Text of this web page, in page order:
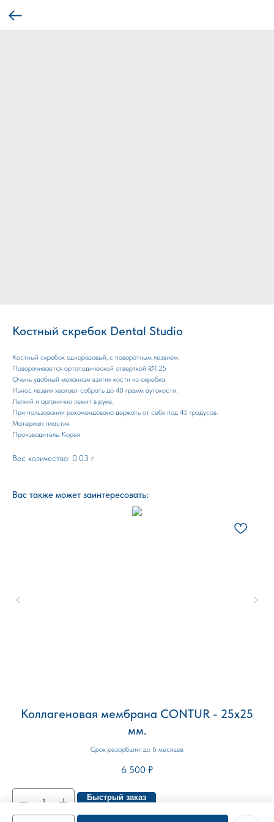
Костный скребок Dental Studio
Костный скребок одноразовый, с поворотным лезвием.
Поворачивается ортопедической отверткой Ø1.25
Очень удобный механизм взятия кости из скребка.
Износ лезвия хватает собрать до 40 грамм аутокости.
Легкий и органично лежит в руке.
При пользовании рекомендовано держать от себя под 45 градусов.
Материал: пластик
Производитель: Корея
Вес количество: 0.03 г
Вас также может заинтересовать:
Коллагеновая мембрана CONTUR - 25х25
мм.
Срок резорбции: до 6 месяцев
6 500 ₽
Быстрый заказ